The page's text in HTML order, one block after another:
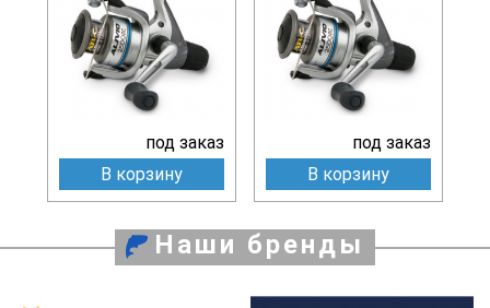
под заказ
В корзину
под заказ
В корзину
Наши бренды